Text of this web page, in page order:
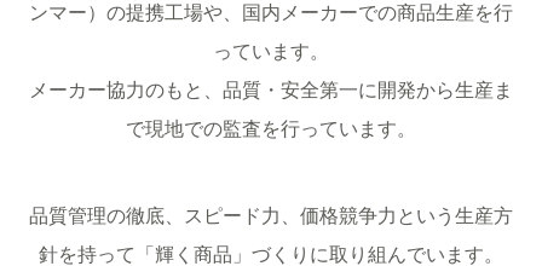
ンマー）の提携工場や、国内メーカーでの商品生産を行
っています。
メーカー協力のもと、品質・安全第一に開発から生産ま
で現地での監査を行っています。
品質管理の徹底、スピード力、価格競争力という生産方
針を持って「輝く商品」づくりに取り組んでいます。